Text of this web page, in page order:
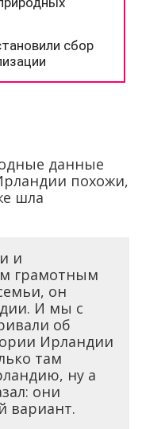
данные
похожи,
шла
и
грамотным
он
И мы с
об
Ирландии
там
ну а
они
вариант.